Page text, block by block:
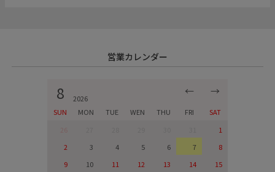
営業カレンダー
8 2026
← →
SUN MON TUE WEN THU FRI
SAT
1
2
3 4 5 6 7
8
9
10 11 12 13 14
15